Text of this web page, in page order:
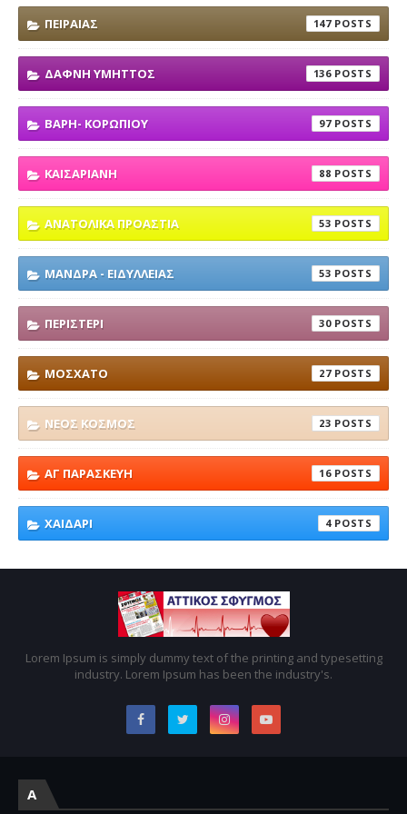
ΠΕΙΡΑΙΑΣ 147
ΔΑΦΝΗ ΥΜΗΤΤΟΣ 136
ΒΑΡΗ- ΚΟΡΩΠΙΟΥ 97
ΚΑΙΣΑΡΙΑΝΗ 88
ΑΝΑΤΟΛΙΚΑ ΠΡΟΑΣΤΙΑ 53
ΜΑΝΔΡΑ - ΕΙΔΥΛΛΕΙΑΣ 53
ΠΕΡΙΣΤΕΡΙ 30
ΜΟΣΧΑΤΟ 27
ΝΕΟΣ ΚΟΣΜΟΣ 23
ΑΓ ΠΑΡΑΣΚΕΥΗ 16
ΧΑΙΔΑΡΙ 4
Lorem Ipsum is simply dummy text of the printing and typesetting
industry. Lorem Ipsum has been the industry's.
A